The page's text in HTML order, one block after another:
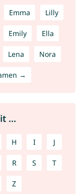
Emma Lilly
Emily Ella
Lena Nora
→
...
H I J
R S T
Z